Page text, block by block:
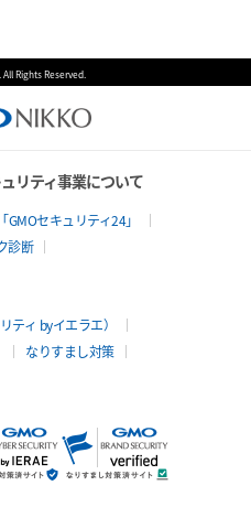
Rights Reserved.
リティ事業について
セキュリティ24」
診断
ティ byイエラエ）
なりすまし対策